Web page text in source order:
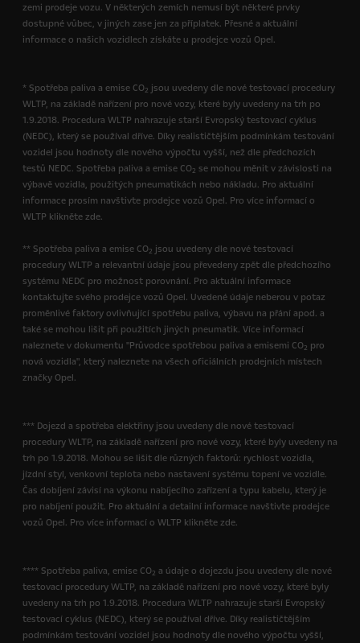
zemi prodeje vozu. V některých zemích nemusí být některé prvky
dostupné vůbec, v jiných zase jen za příplatek. Přesné a aktuální
informace o našich vozidlech získáte u prodejce vozů Opel.
* Spotřeba paliva a emise CO2 jsou uvedeny dle nové testovací procedury
WLTP, na základě nařízení pro nové vozy, které byly uvedeny na trh po
1.9.2018. Procedura WLTP nahrazuje starší Evropský testovací cyklus
(NEDC), který se používal dříve. Díky realističtějším podmínkám testování
vozidel jsou hodnoty dle nového výpočtu vyšší, než dle předchozích
testů NEDC. Spotřeba paliva a emise CO2 se mohou měnit v závislosti na
výbavě vozidla, použitých pneumatikách nebo nákladu. Pro aktuální
informace prosím navštivte prodejce vozů Opel. Pro více informací o
WLTP klikněte zde.
** Spotřeba paliva a emise CO2 jsou uvedeny dle nové testovací
procedury WLTP a relevantní údaje jsou převedeny zpět dle předchozího
systému NEDC pro možnost porovnání. Pro aktuální informace
kontaktujte svého prodejce vozů Opel. Uvedené údaje neberou v potaz
proměnlivé faktory ovlivňující spotřebu paliva, výbavu na přání apod. a
také se mohou lišit při použitích jiných pneumatik. Více informací
naleznete v dokumentu "Průvodce spotřebou paliva a emisemi CO2 pro
nová vozidla", který naleznete na všech oficiálních prodejních místech
značky Opel.
*** Dojezd a spotřeba elektřiny jsou uvedeny dle nové testovací
procedury WLTP, na základě nařízení pro nové vozy, které byly uvedeny na
trh po 1.9.2018. Mohou se lišit dle různých faktorů: rychlost vozidla,
jízdní styl, venkovní teplota nebo nastavení systému topení ve vozidle.
Čas dobíjení závisí na výkonu nabíjecího zařízení a typu kabelu, který je
pro nabíjení použit. Pro aktuální a detailní informace navštivte prodejce
vozů Opel. Pro více informací o WLTP klikněte zde.
**** Spotřeba paliva, emise CO2 a údaje o dojezdu jsou uvedeny dle nové
testovací procedury WLTP, na základě nařízení pro nové vozy, které byly
uvedeny na trh po 1.9.2018. Procedura WLTP nahrazuje starší Evropský
testovací cyklus (NEDC), který se používal dříve. Díky realističtějším
podmínkám testování vozidel jsou hodnoty dle nového výpočtu vyšší,